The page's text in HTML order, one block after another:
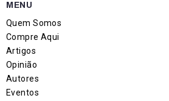
MENU
Quem Somos
Compre Aqui
Artigos
Opinião
Autores
Eventos